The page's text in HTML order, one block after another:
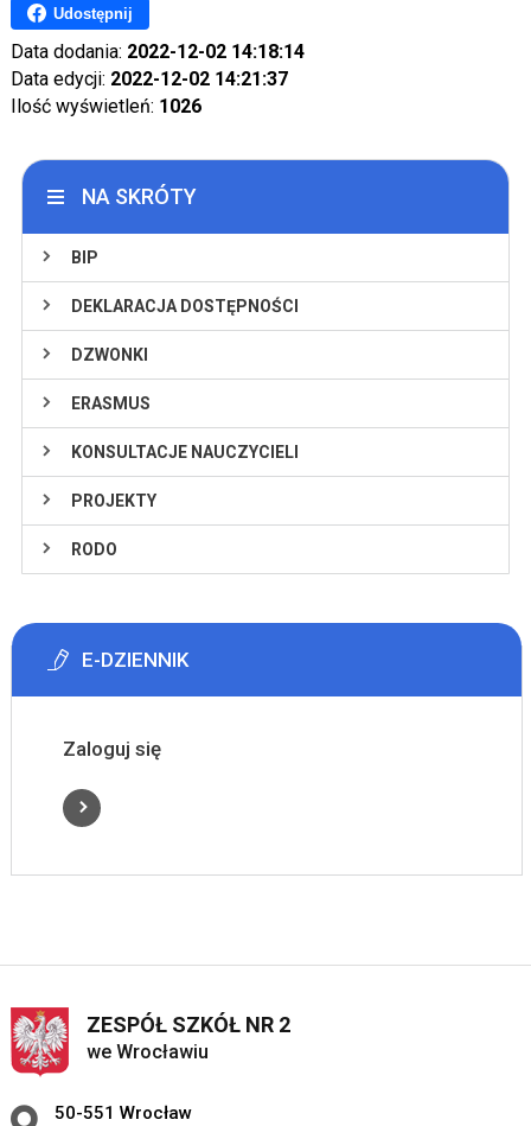
Udostępnij
Data dodania: 2022-12-02 14:18:14
Data edycji: 2022-12-02 14:21:37
Ilość wyświetleń: 1026
NA SKRÓTY
BIP
DEKLARACJA DOSTĘPNOŚCI
DZWONKI
ERASMUS
KONSULTACJE NAUCZYCIELI
PROJEKTY
RODO
E-DZIENNIK
Zaloguj się
ZESPÓŁ SZKÓŁ NR 2
we Wrocławiu
Adres pocztowy:
50-551 Wrocław